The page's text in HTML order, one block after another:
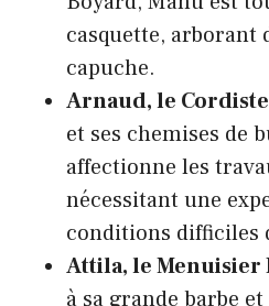
casquette, arborant
capuche.
Arnaud, le
et ses chemises de
affectionne les
nécessitant une
conditions difficiles
Attila, le Menuisier
à sa grande barbe